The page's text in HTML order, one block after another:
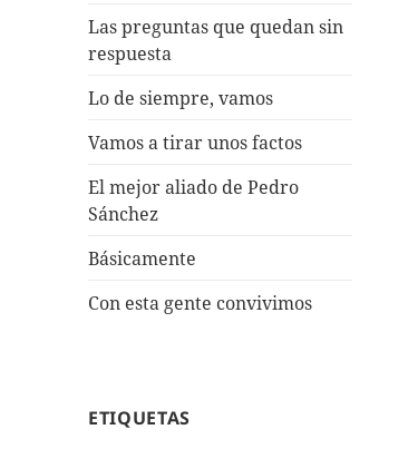
Las preguntas que quedan sin
respuesta
Lo de siempre, vamos
Vamos a tirar unos factos
El mejor aliado de Pedro
Sánchez
Básicamente
Con esta gente convivimos
ETIQUETAS